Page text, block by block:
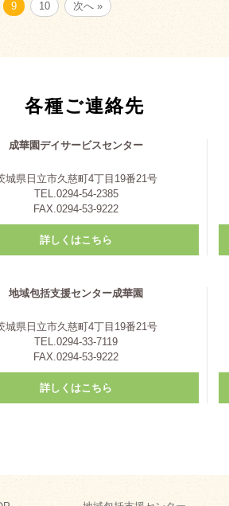
9 10 次へ »
各種ご連絡先
成華園デイサービスセンター
城県日立市久慈町4丁目19番21号
TEL.0294-54-2385
FAX.0294-53-9222
詳しくはこちら
地域包括支援センター成華園
城県日立市久慈町4丁目19番21号
TEL.0294-33-7119
FAX.0294-53-9222
詳しくはこちら